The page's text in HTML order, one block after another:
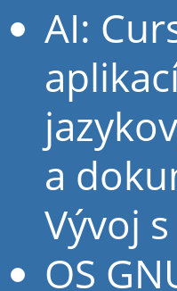
AI:
a
Vývoj
OS